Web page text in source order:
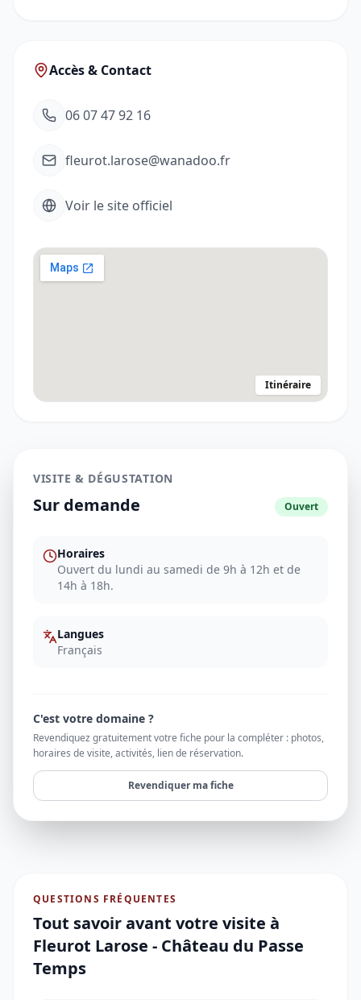
Accès & Contact
06 07 47 92 16
fleurot.larose@wanadoo.fr
Voir le site officiel
Itinéraire
VISITE & DÉGUSTATION
Sur demande Ouvert
Horaires
Ouvert du lundi au samedi de 9h à 12h et de
14h à 18h.
Langues
Français
C'est votre domaine ?
Revendiquez gratuitement votre fiche pour la compléter : photos,
horaires de visite, activités, lien de réservation.
Revendiquer ma fiche
QUESTIONS FRÉQUENTES
Tout savoir avant votre visite à
Fleurot Larose - Château du Passe
Temps